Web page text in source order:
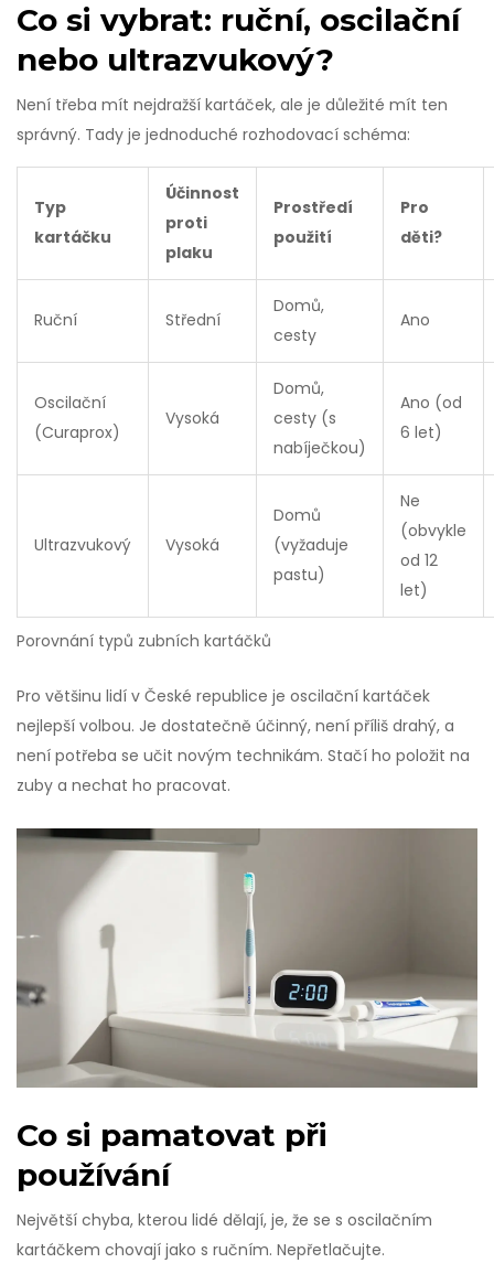
Co si vybrat: ruční, oscilační
nebo ultrazvukový?
Není třeba mít nejdražší kartáček, ale je důležité mít ten
správný. Tady je jednoduché rozhodovací schéma:
Porovnání typů zubních kartáčků
Typ
kartáčku
Účinnost
proti
plaku
Prostředí
použití
Pro
děti?
Ruční Střední
Domů,
cesty
Ano
Oscilační
(Curaprox)
Vysoká
Domů,
cesty (s
nabíječkou)
Ano (od
6 let)
Ultrazvukový Vysoká
Domů
(vyžaduje
pastu)
Ne
(obvykle
od 12
let)
Pro většinu lidí v České republice je oscilační kartáček
nejlepší volbou. Je dostatečně účinný, není příliš drahý, a
není potřeba se učit novým technikám. Stačí ho položit na
zuby a nechat ho pracovat.
Co si pamatovat při
používání
Největší chyba, kterou lidé dělají, je, že se s oscilačním
kartáčkem chovají jako s ručním. Nepřetlačujte.